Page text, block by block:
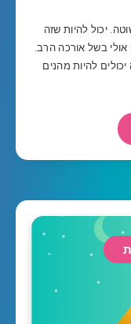
יכול להיות שזה
בשל אורכה הרב.
להיות מהנים